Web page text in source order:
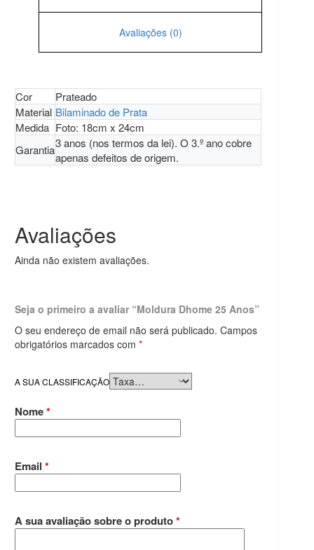
Avaliações (0)
Cor
Prateado
Material Bilaminado de Prata
Medida Foto: 18cm x 24cm
Garantia3 anos (nos termos da lei). O 3.º ano cobre
apenas defeitos de origem.
Avaliações
Ainda não existem avaliações.
Seja o primeiro a avaliar “Moldura Dhome 25 Anos”
O seu endereço de email não será publicado. Campos
obrigatórios marcados com *
A SUA CLASSIFICAÇÃO
Nome*
Email *
A sua avaliação sobre o produto*